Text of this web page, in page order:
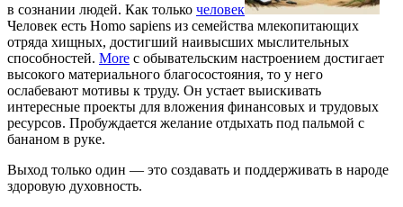
в сознании людей. Как только человек
Человек есть Homo sapiens из семейства млекопитающих
отряда хищных, достигший наивысших мыслительных
способностей. More с обывательским настроением достигает
высокого материального благосостояния, то у него
ослабевают мотивы к труду. Он устает выискивать
интересные проекты для вложения финансовых и трудовых
ресурсов. Пробуждается желание отдыхать под пальмой с
бананом в руке.
Выход только один — это создавать и поддерживать в народе
здоровую духовность.